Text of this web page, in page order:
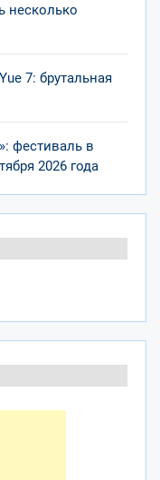
несколько
7: брутальная
фестиваль в
2026 года